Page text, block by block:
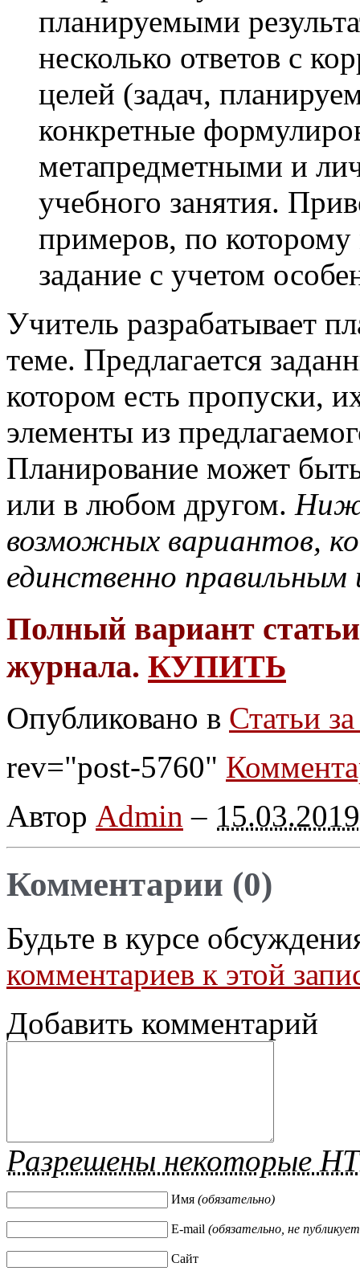
планируемыми
несколько ответов с
целей (задач,
конкретные
метапредметными и
учебного занятия.
примеров, по
задание с учетом
Учитель разрабатывает
теме. Предлагается
котором есть пропуски,
элементы из
Планирование может
или в любом другом.
возможных вариантов,
единственно
Полный вариант
журнала. КУПИТЬ
Опубликовано в Статьи
rev="post-5760"
Автор Admin – 15.03.2019
Комментарии (0)
Будьте в курсе
комментариев к этой
Добавить комментарий
Разрешены некоторые
Имя (обязательно)
E-mail (обязательно, не
Сайт